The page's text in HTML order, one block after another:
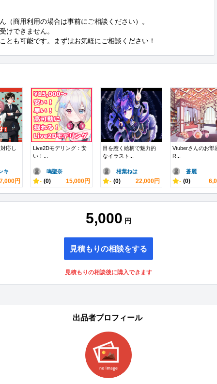
（商用利用の場合は事前にご相談ください）。
けできません。
とも可能です。まずはお気軽にご相談ください！
応し
キ
7,000円
Live2Dモデリング：安
い！...
鳴聖奈
- (0) 15,000円
目を惹く絵柄で魅力的
なイラスト...
柑葉ねは
- (0) 22,000円
Vtuberさんのお部
R...
蒼麗
- (0)
5,000 円
見積もりの相談をする
見積もりの相談後に購入できます
出品者プロフィール